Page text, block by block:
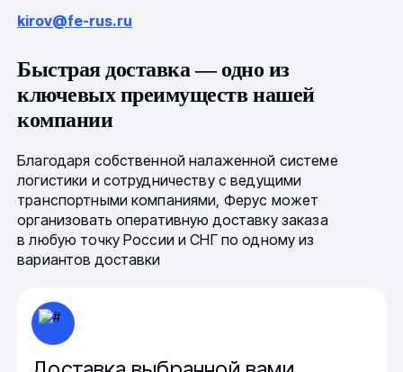
kirov@fe-rus.ru
Быстрая доставка — одно из
ключевых преимуществ нашей
компании
Благодаря собственной налаженной системе
логистики и сотрудничеству с ведущими
транспортными компаниями, Ферус может
организовать оперативную доставку заказа
в любую точку России и СНГ по одному из
вариантов доставки